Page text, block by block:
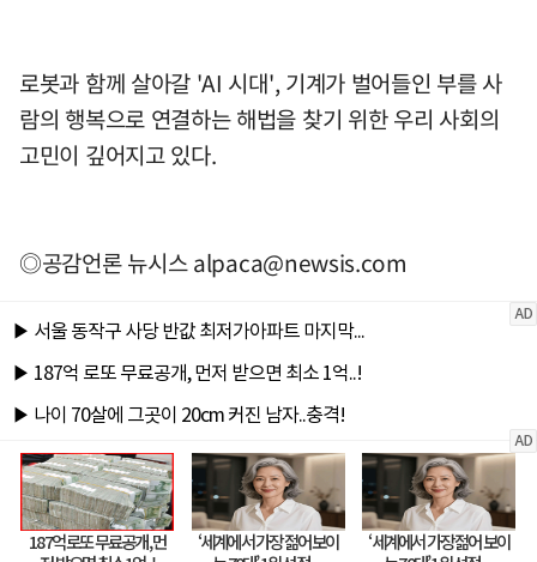
로봇과 함께 살아갈 'AI 시대', 기계가 벌어들인 부를 사
람의 행복으로 연결하는 해법을 찾기 위한 우리 사회의
고민이 깊어지고 있다.
◎공감언론 뉴시스alpaca@newsis.com